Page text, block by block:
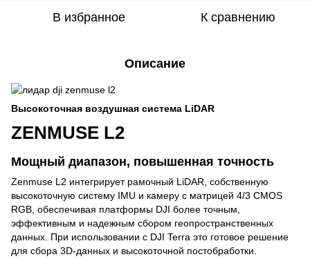
В избранное К сравнению
Описание
Высокоточная воздушная система LiDAR
ZENMUSE L2
Мощный диапазон, повышенная точность
Zenmuse L2 интегрирует рамочный LiDAR, собственную
высокоточную систему IMU и камеру с матрицей 4/3 CMOS
RGB, обеспечивая платформы DJI более точным,
эффективным и надежным сбором геопространственных
данных. При использовании с DJI Terra это готовое решение
для сбора 3D-данных и высокоточной постобработки.